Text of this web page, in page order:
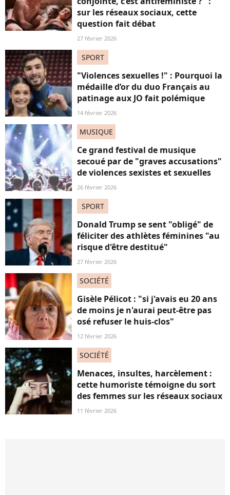
sur les réseaux sociaux, cette
question fait débat
27 février 2026
SPORT
"Violences sexuelles !" : Pourquoi la
médaille d’or du duo Français au
patinage aux JO fait polémique
14 février 2026
MUSIQUE
Ce grand festival de musique
secoué par de "graves accusations"
de violences sexistes et sexuelles
26 février 2026
SPORT
Donald Trump se sent "obligé" de
féliciter des athlètes féminines "au
risque d'être destitué"
27 février 2026
SOCIÉTÉ
Gisèle Pélicot : "si j'avais eu 20 ans
de moins je n'aurai peut-être pas
osé refuser le huis-clos"
12 février 2026
SOCIÉTÉ
Menaces, insultes, harcèlement :
cette humoriste témoigne du sort
des femmes sur les réseaux sociaux
11 février 2026